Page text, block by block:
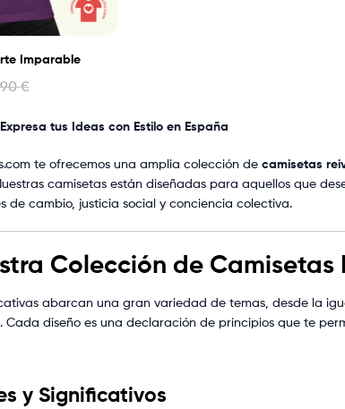
Imparable
€
tus Ideas con Estilo en España
te ofrecemos una amplia colección de camisetas
camisetas están diseñadas para aquellos que
de cambio, justicia social y conciencia colectiva.
Colección de
abarcan una gran variedad de temas, desde la
Cada diseño es una declaración de principios que te
y Significativos